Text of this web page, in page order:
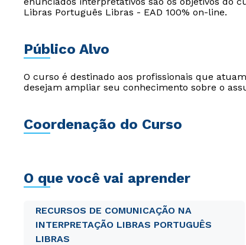
Libras Português Libras - EAD 100% on-line.
Público Alvo
O curso é destinado aos profissionais que
desejam ampliar seu conhecimento sobre o
Coordenação do Curso
O que você vai aprender
RECURSOS DE COMUNICAÇÃO NA
INTERPRETAÇÃO LIBRAS PORTUGUÊS
LIBRAS